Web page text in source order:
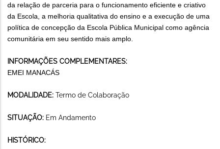
da relação de parceria para o funcionamento eficiente e criativo
da Escola, a melhoria qualitativa do ensino e a execução de uma
política de concepção da Escola Pública Municipal como agência
comunitária em seu sentido mais amplo.
INFORMAÇÕES COMPLEMENTARES:
EMEI MANACÁS
MODALIDADE: Termo de Colaboração
SITUAÇÃO: Em Andamento
HISTÓRICO: